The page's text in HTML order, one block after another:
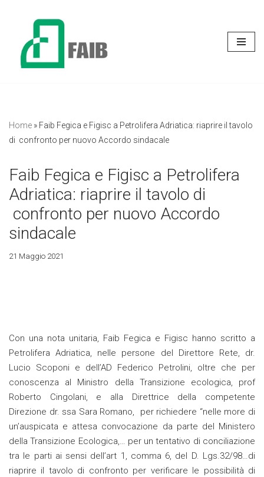
contenuto
Home » Faib Fegica e Figisc a Petrolifera Adriatica: riaprire il tavolo
di confronto per nuovo Accordo sindacale
Faib Fegica e Figisc a Petrolifera
Adriatica: riaprire il tavolo di
confronto per nuovo Accordo
sindacale
21 Maggio 2021
Con una nota unitaria, Faib Fegica e Figisc hanno scritto a
Petrolifera Adriatica, nelle persone del Direttore Rete, dr.
Lucio Scoponi e dell’AD Federico Petrolini, oltre che per
conoscenza al Ministro della Transizione ecologica, prof
Roberto Cingolani, e alla Direttrice della competente
Direzione dr. ssa Sara Romano, per richiedere “nelle more di
un’auspicata e attesa convocazione da parte del Ministero
della Transizione Ecologica,… per un tentativo di conciliazione
tra le parti ai sensi dell’art 1, comma 6, del D. Lgs.32/98…di
riaprire il tavolo di confronto per verificare le possibilità di